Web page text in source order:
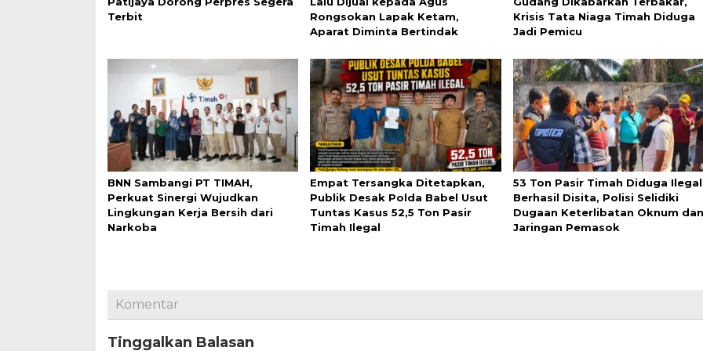
Terbit
Rongsokan Lapak Ketam,
Aparat Diminta Bertindak
Krisis Tata Niaga Timah Diduga
Jadi Pemicu
BNN Sambangi PT TIMAH,
Perkuat Sinergi Wujudkan
Lingkungan Kerja Bersih dari
Narkoba
Empat Tersangka Ditetapkan,
Publik Desak Polda Babel Usut
Tuntas Kasus 52,5 Ton Pasir
Timah Ilegal
53 Ton Pasir Timah Diduga Ilegal
Berhasil Disita, Polisi Selidiki
Dugaan Keterlibatan Oknum dan
Jaringan Pemasok
Komentar
Tinggalkan Balasan